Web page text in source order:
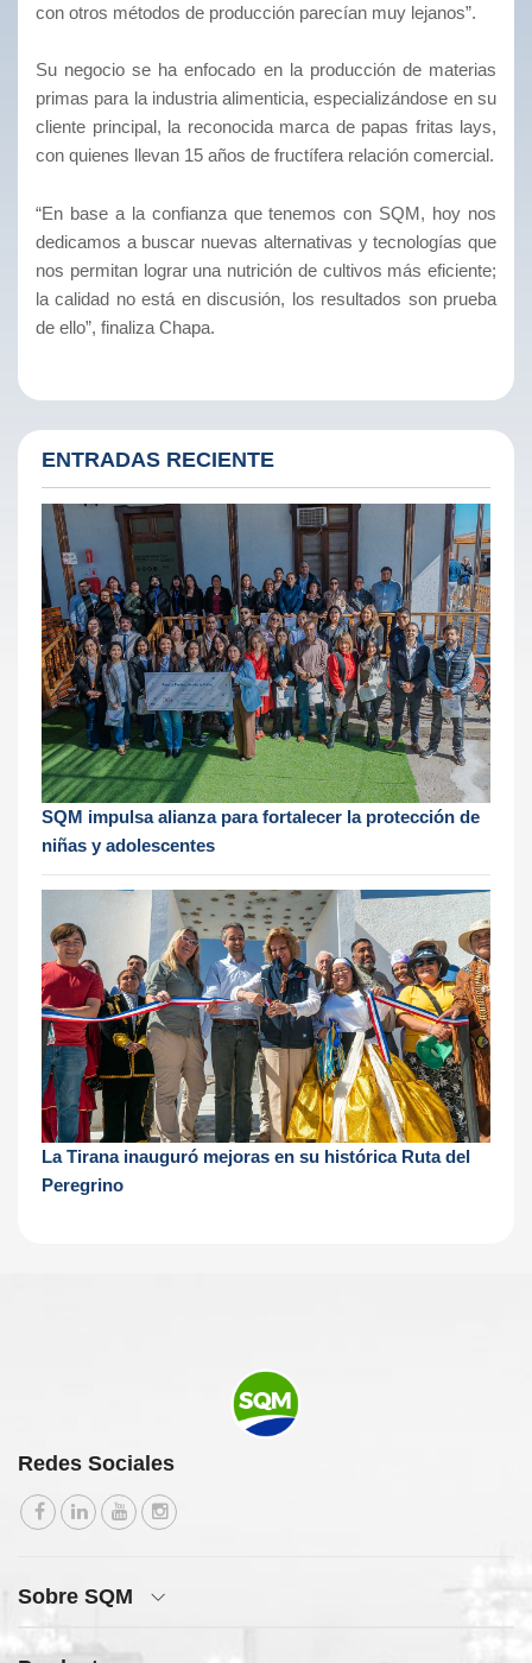
con otros métodos de producción parecían muy lejanos”.
Su negocio se ha enfocado en la producción de materias
primas para la industria alimenticia, especializándose en su
cliente principal, la reconocida marca de papas fritas lays,
con quienes llevan 15 años de fructífera relación comercial.
“En base a la confianza que tenemos con SQM, hoy nos
dedicamos a buscar nuevas alternativas y tecnologías que
nos permitan lograr una nutrición de cultivos más eficiente;
la calidad no está en discusión, los resultados son prueba
de ello”, finaliza Chapa.
ENTRADAS RECIENTE
SQM impulsa alianza para fortalecer la protección de
niñas y adolescentes
La Tirana inauguró mejoras en su histórica Ruta del
Peregrino
Redes Sociales
Sobre SQM